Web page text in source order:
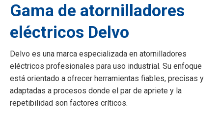
Gama de atornilladores
eléctricos Delvo
Delvo es una marca especializada en atornilladores
eléctricos profesionales para uso industrial. Su enfoque
está orientado a ofrecer herramientas fiables, precisas y
adaptadas a procesos donde el par de apriete y la
repetibilidad son factores críticos.